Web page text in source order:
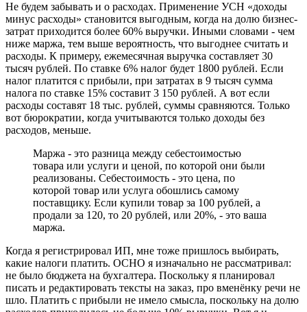
Не будем забывать и о расходах. Применение УСН «доходы
минус расходы» становится выгодным, когда на долю бизнес-
затрат приходится более 60% выручки. Иными словами - чем
ниже маржа, тем выше вероятность, что выгоднее считать и
расходы. К примеру, ежемесячная выручка составляет 30
тысяч рублей. По ставке 6% налог будет 1800 рублей. Если
налог платится с прибыли, при затратах в 9 тысяч сумма
налога по ставке 15% составит 3 150 рублей. А вот если
расходы составят 18 тыс. рублей, суммы сравняются. Только
вот бюрократии, когда учитываются только доходы без
расходов, меньше.
Маржа - это разница между себестоимостью
товара или услуги и ценой, по которой они были
реализованы. Себестоимость - это цена, по
которой товар или услуга обошлись самому
поставщику. Если купили товар за 100 рублей, а
продали за 120, то 20 рублей, или 20%, - это ваша
маржа.
Когда я регистрировал ИП, мне тоже пришлось выбирать,
какие налоги платить. ОСНО я изначально не рассматривал:
не было бюджета на бухгалтера. Поскольку я планировал
писать и редактировать тексты на заказ, про вменёнку речи не
шло. Платить с прибыли не имело смысла, поскольку на долю